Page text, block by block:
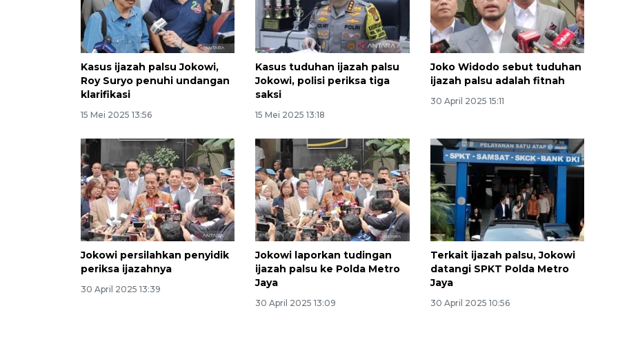
Kasus ijazah palsu Jokowi,
Roy Suryo penuhi undangan
klarifikasi
15 Mei 2025 13:56
Kasus tuduhan ijazah palsu
Jokowi, polisi periksa tiga
saksi
15 Mei 2025 13:18
Joko Widodo sebut tuduhan
ijazah palsu adalah fitnah
30 April 2025 15:11
Jokowi persilahkan penyidik
periksa ijazahnya
30 April 2025 13:39
Jokowi laporkan tudingan
ijazah palsu ke Polda Metro
Jaya
30 April 2025 13:09
Terkait ijazah palsu, Jokowi
datangi SPKT Polda Metro
Jaya
30 April 2025 10:56